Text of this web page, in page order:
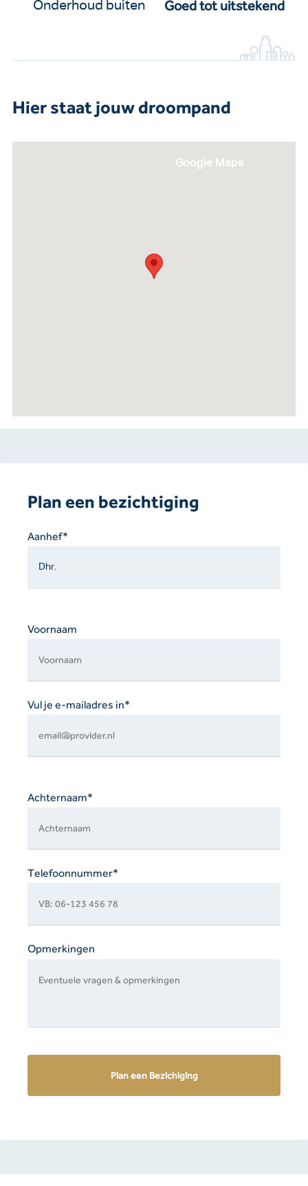
Onderhoud buiten Goed tot uitstekend
Hier staat jouw droompand
Google Maps
Plan een bezichtiging
dit
veld
Aanhef*
Voornaam
Vul je e-mailadres in*
Achternaam*
Telefoonnummer*
Opmerkingen